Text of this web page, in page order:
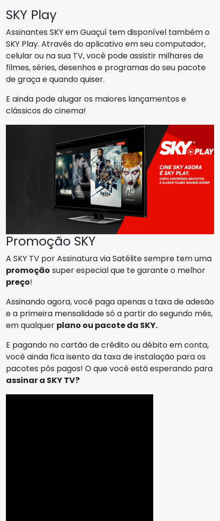
SKY Play
Assinantes SKY em Guaçuí tem disponível também o
SKY Play. Através do aplicativo em seu computador,
celular ou na sua TV, você pode assistir milhares de
filmes, séries, desenhos e programas do seu pacote
de graça e quando quiser.
E ainda pode alugar os maiores lançamentos e
clássicos do cinema!
Promoção SKY
A SKY TV por Assinatura via Satélite sempre tem uma
promoção super especial que te garante o melhor
preço!
Assinando agora, você paga apenas a taxa de adesão
e a primeira mensalidade só a partir do segundo mês,
em qualquer plano ou pacote da SKY.
E pagando no cartão de crédito ou débito em conta,
você ainda fica isento da taxa de instalação para os
pacotes pós pagos! O que você está esperando para
assinar a SKY TV?